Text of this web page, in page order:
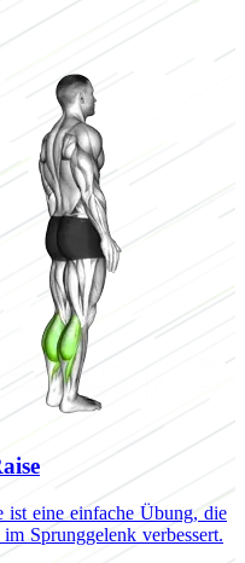
eine einfache Übung, die
Sprunggelenk verbessert.